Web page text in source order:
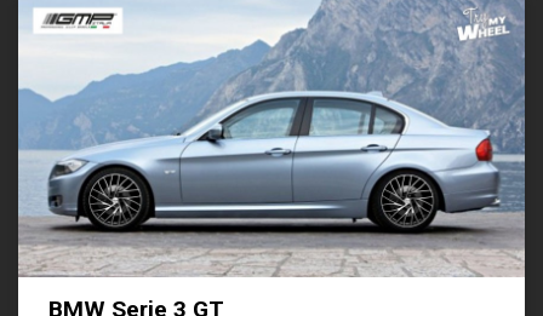
BMW Serie 3 GT